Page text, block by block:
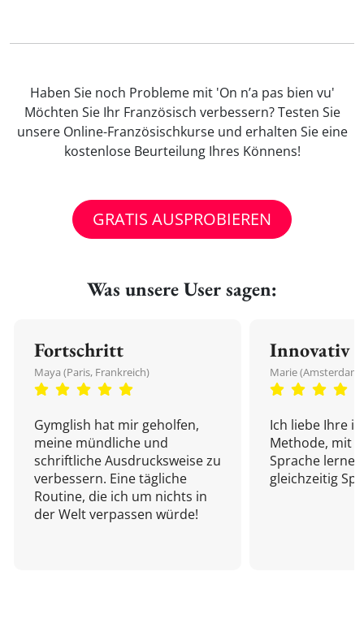
Haben Sie noch Probleme mit 'On n’a pas bien vu'
Möchten Sie Ihr Französisch verbessern? Testen Sie
unsere Online-Französischkurse und erhalten Sie eine
kostenlose Beurteilung Ihres Könnens!
GRATIS AUSPROBIEREN
Was unsere User sagen:
Fortschritt
Maya (Paris, Frankreich)
Gymglish hat mir geholfen,
meine mündliche und
schriftliche Ausdrucksweise zu
verbessern. Eine tägliche
Routine, die ich um nichts in
der Welt verpassen würde!
Innovativ
Marie
Ich liebe Ihre
Methode, mit
Sprache
gleichzeitig